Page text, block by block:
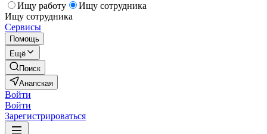
Ищу работу
Ищу сотрудника
Ищу сотрудника
Сервисы
Помощь
Ещё
Поиск
Анапская
Войти
Войти
Зарегистрироваться